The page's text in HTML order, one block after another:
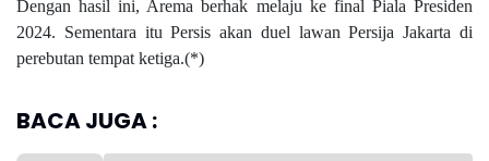
Dengan hasil ini, Arema berhak melaju ke final Piala Presiden
2024. Sementara itu Persis akan duel lawan Persija Jakarta di
perebutan tempat ketiga.(*)
BACA JUGA :